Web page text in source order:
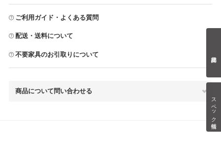
スペック情報
ご利用ガイド・よくある質問
配送・送料について
不要家具のお引取りについて
商品について問い合わせる